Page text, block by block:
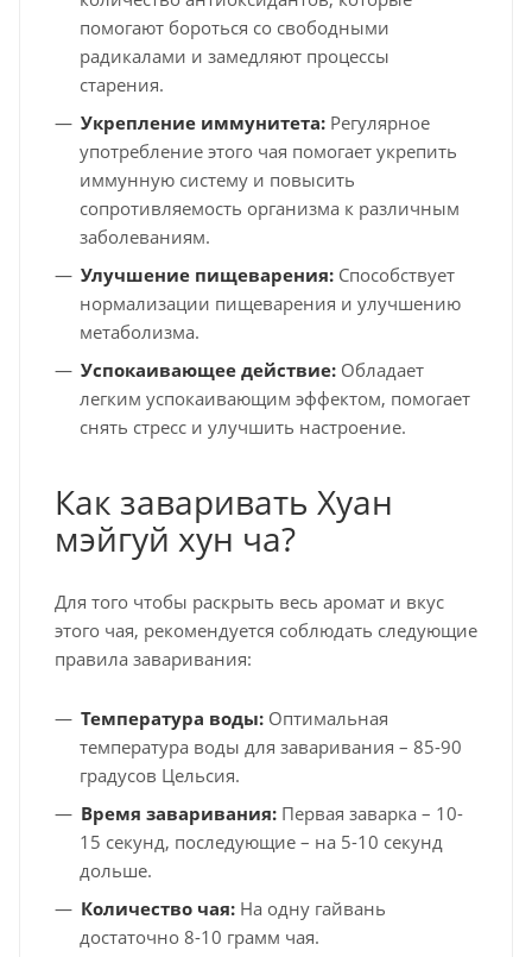
помогают бороться со свободными
радикалами и замедляют процессы
старения.
Укрепление иммунитета: Регулярное
употребление этого чая помогает укрепить
иммунную систему и повысить
сопротивляемость организма к различным
заболеваниям.
Улучшение пищеварения: Способствует
нормализации пищеварения и улучшению
метаболизма.
Успокаивающее действие: Обладает
легким успокаивающим эффектом, помогает
снять стресс и улучшить настроение.
Как заваривать Хуан
мэйгуй хун ча?
Для того чтобы раскрыть весь аромат и вкус
этого чая, рекомендуется соблюдать следующие
правила заваривания:
Температура воды: Оптимальная
температура воды для заваривания – 85-90
градусов Цельсия.
Время заваривания: Первая заварка – 10-
15 секунд, последующие – на 5-10 секунд
дольше.
Количество чая: На одну гайвань
достаточно 8-10 грамм чая.